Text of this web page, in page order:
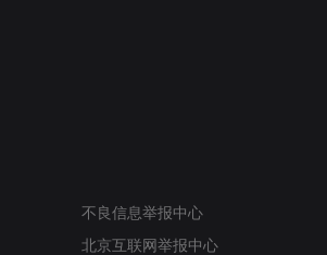
不良信息举报中心
北京互联网举报中心